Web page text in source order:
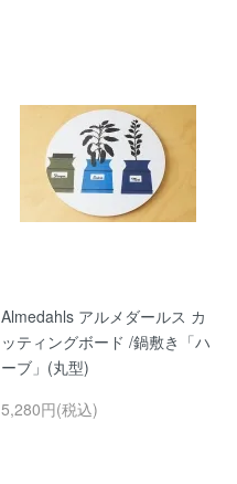
Almedahls アルメダールス カ
ッティングボード /鍋敷き「ハ
ーブ」(丸型)
5,280円(税込)